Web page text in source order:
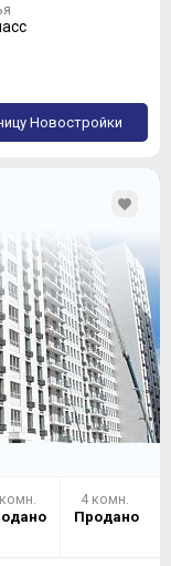
Новостройки
4 комн.
Продано